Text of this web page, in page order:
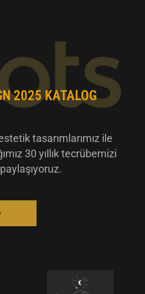
2025 KATALOG
tasarımlarımız ile
30 yıllık tecrübemizi